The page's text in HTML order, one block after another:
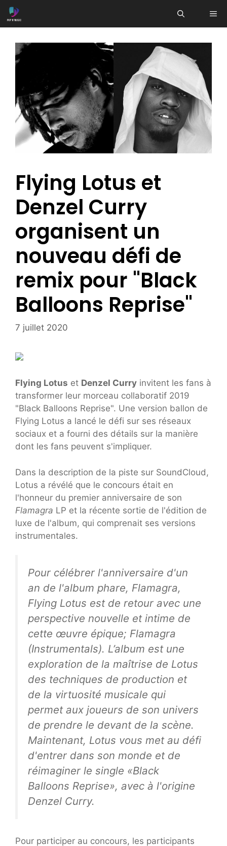
Aller
au
Flying Lotus et
Denzel Curry
organisent un
nouveau défi de
remix pour "Black
Balloons Reprise"
7 juillet 2020
Flying Lotus et Denzel Curry invitent les fans à
transformer leur morceau collaboratif 2019
"Black Balloons Reprise". Une version ballon de
Flying Lotus a lancé le défi sur ses réseaux
sociaux et a fourni des détails sur la manière
dont les fans peuvent s'impliquer.
Dans la description de la piste sur SoundCloud,
Lotus a révélé que le concours était en
l'honneur du premier anniversaire de son
Flamagra LP et la récente sortie de l'édition de
luxe de l'album, qui comprenait ses versions
instrumentales.
Pour célébrer l'anniversaire d'un
an de l'album phare, Flamagra,
Flying Lotus est de retour avec une
perspective nouvelle et intime de
cette œuvre épique; Flamagra
(Instrumentals). L’album est une
exploration de la maîtrise de Lotus
des techniques de production et
de la virtuosité musicale qui
permet aux joueurs de son univers
de prendre le devant de la scène.
Maintenant, Lotus vous met au défi
d'entrer dans son monde et de
réimaginer le single «Black
Balloons Reprise», avec à l'origine
Denzel Curry.
Pour participer au concours, les participants